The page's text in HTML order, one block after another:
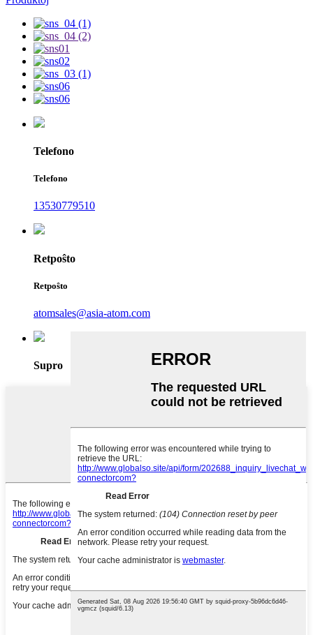
Telefono
Telefono
13530779510
Retpoŝto
Retpoŝto
atomsales@asia-atom.com
Supro